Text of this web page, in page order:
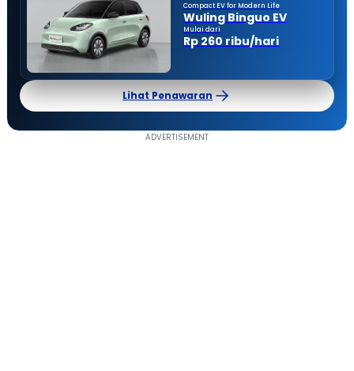
Compact EV for Modern Life
Wuling Binguo EV
Mulai dari
Rp 260 ribu/hari
Lihat Penawaran